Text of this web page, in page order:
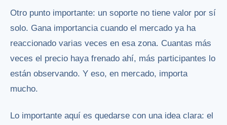
Otro punto importante: un soporte no tiene valor por sí
solo. Gana importancia cuando el mercado ya ha
reaccionado varias veces en esa zona. Cuantas más
veces el precio haya frenado ahí, más participantes lo
están observando. Y eso, en mercado, importa
mucho.
Lo importante aquí es quedarse con una idea clara: el